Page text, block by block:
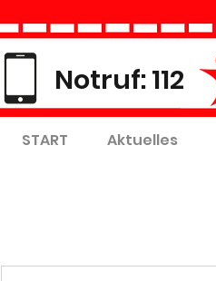
Notruf: 112
START Aktuelles